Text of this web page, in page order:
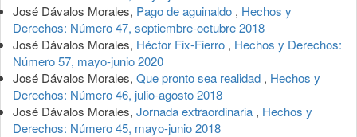
José Dávalos Morales, Pago de aguinaldo , Hechos y
Derechos: Número 47, septiembre-octubre 2018
José Dávalos Morales, Héctor Fix-Fierro , Hechos y Derechos:
Número 57, mayo-junio 2020
José Dávalos Morales, Que pronto sea realidad , Hechos y
Derechos: Número 46, julio-agosto 2018
José Dávalos Morales, Jornada extraordinaria , Hechos y
Derechos: Número 45, mayo-junio 2018